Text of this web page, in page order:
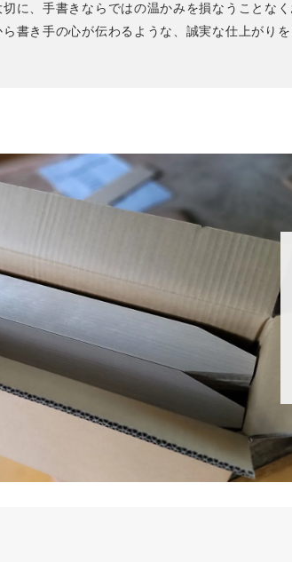
卒塔婆6尺
お買い物を続ける
1面1色につき
印刷について
印刷原版(
￥22,000 (税
に、手書きならではの温かみを損なうことなく
書き手の心が伝わるような、誠実な仕上がりを